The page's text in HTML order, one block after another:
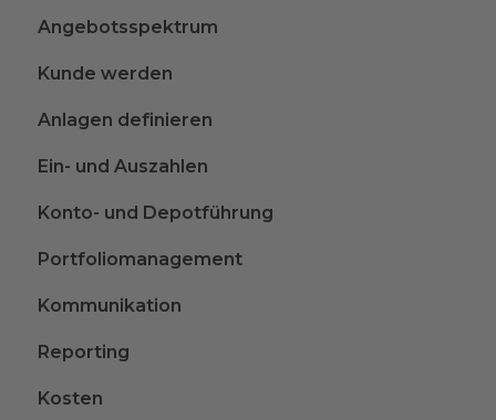
Angebotsspektrum
Kunde werden
Anlagen definieren
Ein- und Auszahlen
Konto- und Depotführung
Portfoliomanagement
Kommunikation
Reporting
Kosten